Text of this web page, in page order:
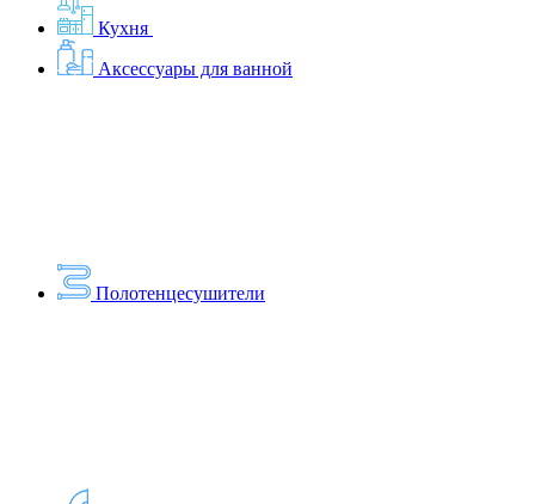
Кухня
Аксессуары для ванной
Полотенцесушители